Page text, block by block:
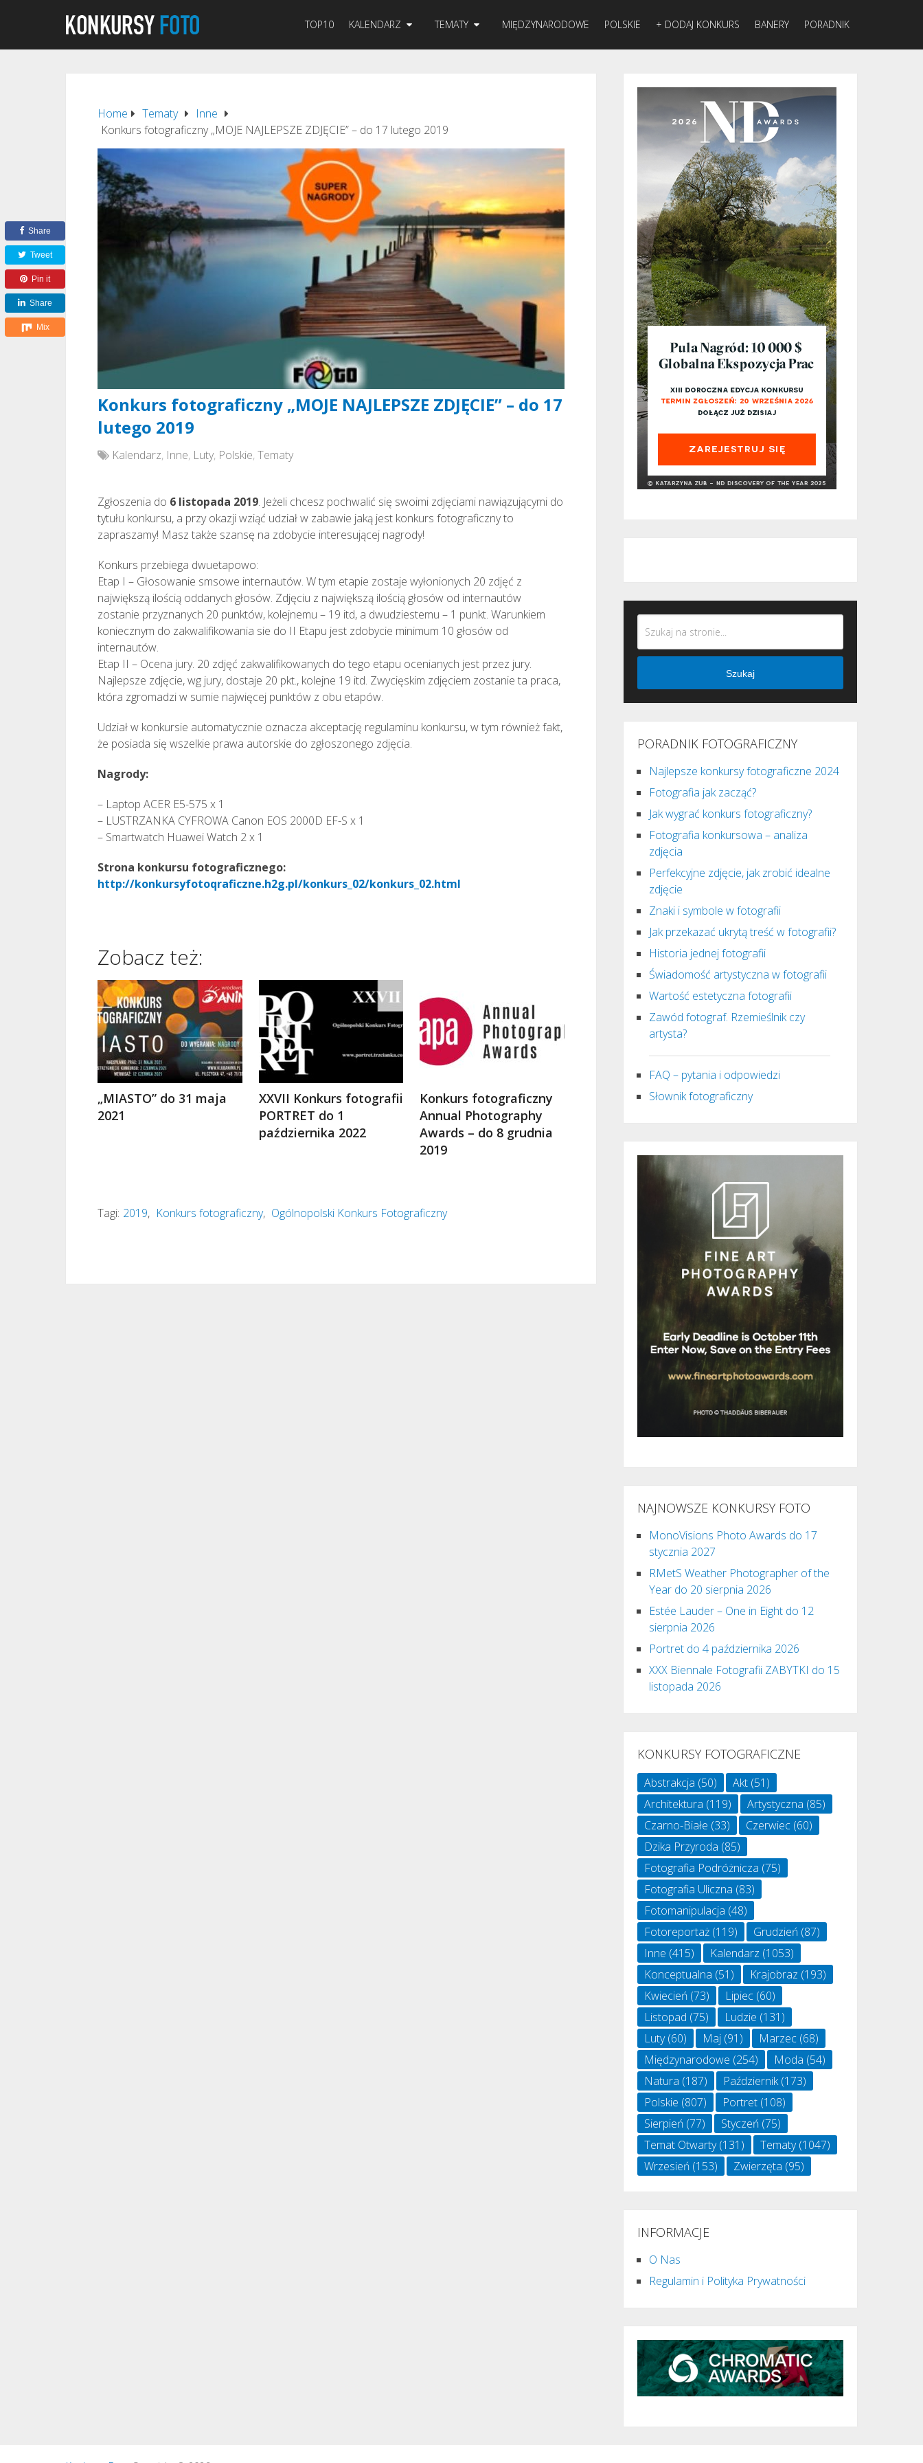
TOP10 KALENDARZ TEMATY MIĘDZYNARODOWE POLSKIE + DODAJ KONKURS BANERY PORADNIK
Home Tematy
Inne
Konkurs fotograficzny „MOJE NAJLEPSZE ZDJĘCIE” – do 17 lutego 2019
Konkurs fotograficzny „MOJE NAJLEPSZE ZDJĘCIE” – do 17
lutego 2019
Kalendarz, Inne, Luty, Polskie,Tematy
Zgłoszenia do 6 listopada 2019. Jeżeli chcesz pochwalić się swoimi zdjęciami nawiązującymi do
tytułu konkursu, a przy okazji wziąć udział w zabawie jaką jest konkurs fotograficzny to
zapraszamy! Masz także szansę na zdobycie interesującej nagrody!
Konkurs przebiega dwuetapowo:
Etap I – Głosowanie smsowe internautów. W tym etapie zostaje wyłonionych 20 zdjęć z
największą ilością oddanych głosów. Zdjęciu z największą ilością głosów od internautów
zostanie przyznanych 20 punktów, kolejnemu – 19 itd, a dwudziestemu – 1 punkt. Warunkiem
koniecznym do zakwalifikowania sie do II Etapu jest zdobycie minimum 10 głosów od
internautów.
Etap II – Ocena jury. 20 zdjęć zakwalifikowanych do tego etapu ocenianych jest przez jury.
Najlepsze zdjęcie, wg jury, dostaje 20 pkt., kolejne 19 itd. Zwycięskim zdjęciem zostanie ta praca,
która zgromadzi w sumie najwięcej punktów z obu etapów.
Udział w konkursie automatycznie oznacza akceptację regulaminu konkursu, w tym również fakt,
że posiada się wszelkie prawa autorskie do zgłoszonego zdjęcia.
Nagrody:
– Laptop ACER E5-575 x 1
– LUSTRZANKA CYFROWA Canon EOS 2000D EF-S x 1
– Smartwatch Huawei Watch 2 x 1
Strona konkursu fotograficznego:
http://konkursyfotoqraficzne.h2g.pl/konkurs_02/konkurs_02.html
Share
Tweet
Pin it
Share
Mix
Zobacz też:
„MIASTO” do 31 maja
2021
XXVII Konkurs fotografii
PORTRET do 1
października 2022
Konkurs fotograficzny
Annual Photography
Awards – do 8 grudnia
2019
Tagi: 2019, Konkurs fotograficzny, Ogólnopolski Konkurs Fotograficzny
Szukaj
PORADNIK FOTOGRAFICZNY
Najlepsze konkursy fotograficzne 2024
Fotografia jak zacząć?
Jak wygrać konkurs fotograficzny?
Fotografia konkursowa – analiza
zdjęcia
Perfekcyjne zdjęcie, jak zrobić idealne
zdjęcie
Znaki i symbole w fotografii
Jak przekazać ukrytą treść w fotografii?
Historia jednej fotografii
Świadomość artystyczna w fotografii
Wartość estetyczna fotografii
Zawód fotograf. Rzemieślnik czy
artysta?
FAQ – pytania i odpowiedzi
Słownik fotograficzny
NAJNOWSZE KONKURSY FOTO
MonoVisions Photo Awards do 17
stycznia 2027
RMetS Weather Photographer of the
Year do 20 sierpnia 2026
Estée Lauder – One in Eight do 12
sierpnia 2026
Portret do 4 października 2026
XXX Biennale Fotografii ZABYTKI do 15
listopada 2026
KONKURSY FOTOGRAFICZNE
Abstrakcja (50) Akt (51)
Architektura (119) Artystyczna (85)
Czarno-Białe (33) Czerwiec (60)
Dzika Przyroda (85)
Fotografia Podróżnicza (75)
Fotografia Uliczna (83)
Fotomanipulacja (48)
Fotoreportaż (119) Grudzień (87)
Inne (415) Kalendarz (1053)
Konceptualna (51) Krajobraz (193)
Kwiecień (73) Lipiec (60)
Listopad (75) Ludzie (131)
Luty(60) Maj (91) Marzec (68)
Międzynarodowe (254) Moda (54)
Natura (187) Październik(173)
Polskie (807) Portret (108)
Sierpień (77) Styczeń (75)
Temat Otwarty(131) Tematy(1047)
Wrzesień (153) Zwierzęta (95)
INFORMACJE
O Nas
Regulamin i Polityka Prywatności